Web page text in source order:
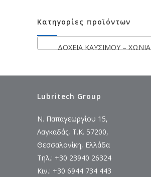
Κατηγορίες προϊόντων
ΔΟΧΕΙΑ ΚΑΥΣΙΜΟΥ – ΧΩΝΙΑ
Lubritech Group
Ν. Παπαγεωργίου 15,
Λαγκαδάς, Τ.Κ. 57200,
Θεσσαλονίκη, Ελλάδα
Τηλ.: +30 23940 26324
Κιν.: +30 6944 734 443